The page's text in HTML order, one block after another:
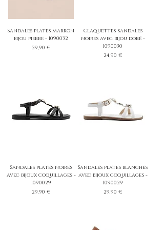
Sandales plates marron
bijou pierre - 1090032
Prix
29,90 €
Claquettes sandales
noires avec bijou doré -
1090030
Prix
24,90 €
Sandales plates noires
avec bijoux coquillages -
1090029
Prix
29,90 €
Sandales plates blanches
avec bijoux coquillages -
1090029
Prix
29,90 €